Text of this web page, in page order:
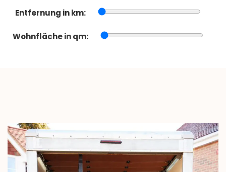
Entfernung in km:
Wohnfläche in qm: